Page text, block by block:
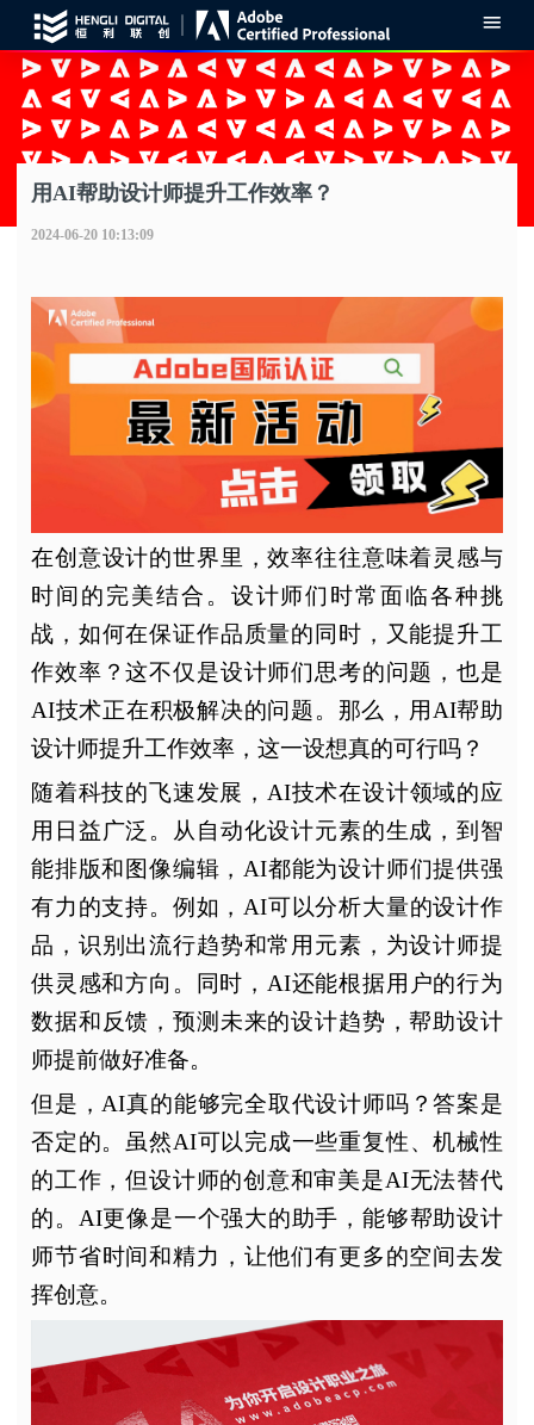
最新动态>用AI帮助设计师提升工作效率？
用AI帮助设计师提升工作效率？
2024-06-20 10:13:09
在创意设计的世界里，效率往往意味着灵感与
时间的完美结合。设计师们时常面临各种挑
战，如何在保证作品质量的同时，又能提升工
作效率？这不仅是设计师们思考的问题，也是
AI技术正在积极解决的问题。那么，用AI帮助
设计师提升工作效率，这一设想真的可行吗？
随着科技的飞速发展，AI技术在设计领域的应
用日益广泛。从自动化设计元素的生成，到智
能排版和图像编辑，AI都能为设计师们提供强
有力的支持。例如，AI可以分析大量的设计作
品，识别出流行趋势和常用元素，为设计师提
供灵感和方向。同时，AI还能根据用户的行为
数据和反馈，预测未来的设计趋势，帮助设计
师提前做好准备。
但是，AI真的能够完全取代设计师吗？答案是
否定的。虽然AI可以完成一些重复性、机械性
的工作，但设计师的创意和审美是AI无法替代
的。AI更像是一个强大的助手，能够帮助设计
师节省时间和精力，让他们有更多的空间去发
挥创意。